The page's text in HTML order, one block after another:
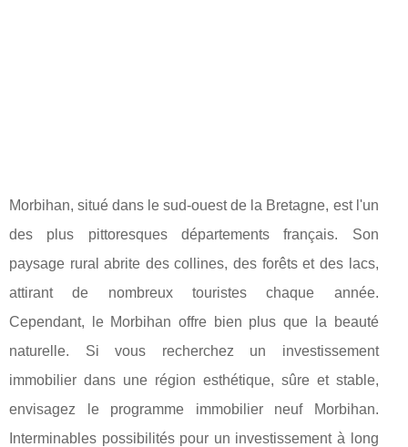
Morbihan, situé dans le sud-ouest de la Bretagne, est l'un
des plus pittoresques départements français. Son
paysage rural abrite des collines, des forêts et des lacs,
attirant de nombreux touristes chaque année.
Cependant, le Morbihan offre bien plus que la beauté
naturelle. Si vous recherchez un investissement
immobilier dans une région esthétique, sûre et stable,
envisagez le programme immobilier neuf Morbihan.
Interminables possibilités pour un investissement à long